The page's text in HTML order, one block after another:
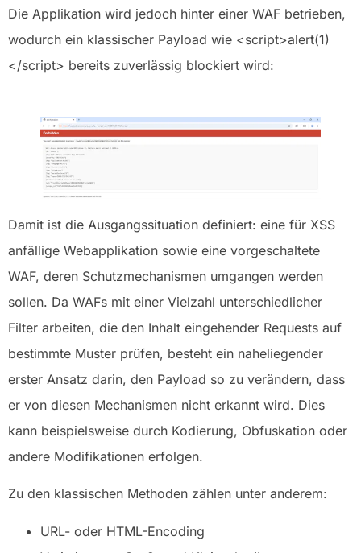
Die Applikation wird jedoch hinter einer WAF betrieben,
wodurch ein klassischer Payload wie <script>alert(1)
</script> bereits zuverlässig blockiert wird:
Damit ist die Ausgangssituation definiert: eine für XSS
anfällige Webapplikation sowie eine vorgeschaltete
WAF, deren Schutzmechanismen umgangen werden
sollen. Da WAFs mit einer Vielzahl unterschiedlicher
Filter arbeiten, die den Inhalt eingehender Requests auf
bestimmte Muster prüfen, besteht ein naheliegender
erster Ansatz darin, den Payload so zu verändern, dass
er von diesen Mechanismen nicht erkannt wird. Dies
kann beispielsweise durch Kodierung, Obfuskation oder
andere Modifikationen erfolgen.
Zu den klassischen Methoden zählen unter anderem:
URL- oder HTML-Encoding